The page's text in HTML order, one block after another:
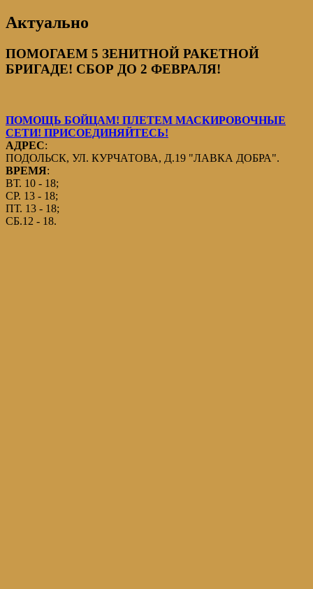
Актуально
ПОМОГАЕМ 5 ЗЕНИТНОЙ РАКЕТНОЙ
БРИГАДЕ! СБОР ДО 2 ФЕВРАЛЯ!
ПОМОЩЬ БОЙЦАМ! ПЛЕТЕМ МАСКИРОВОЧНЫЕ
СЕТИ! ПРИСОЕДИНЯЙТЕСЬ!
АДРЕС:
ПОДОЛЬСК, УЛ. КУРЧАТОВА, Д.19 "ЛАВКА ДОБРА".
ВРЕМЯ:
ВТ. 10 - 18;
СР. 13 - 18;
ПТ. 13 - 18;
СБ.12 - 18.